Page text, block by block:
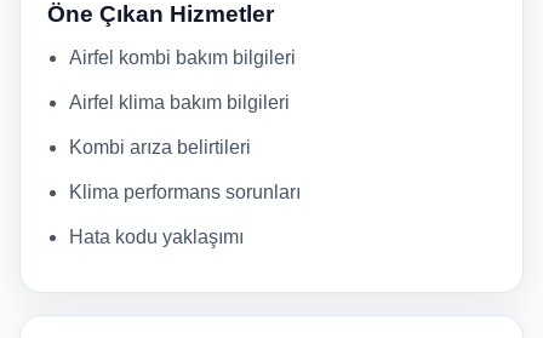
Öne Çıkan Hizmetler
Airfel kombi bakım bilgileri
Airfel klima bakım bilgileri
Kombi arıza belirtileri
Klima performans sorunları
Hata kodu yaklaşımı